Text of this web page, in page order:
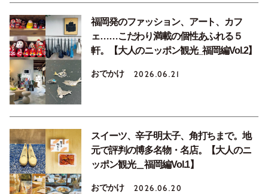
福岡発のファッション、アート、カフ
ェ……こだわり満載の個性あふれる５
軒。【大人のニッポン観光_福岡編Vol.2】
おでかけ 2026.06.21
スイーツ、辛子明太子、角打ちまで。地
元で評判の博多名物・名店。【大人のニ
ッポン観光＿福岡編Vol.1】
おでかけ 2026.06.20